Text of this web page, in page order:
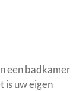
een badkamer
is uw eigen